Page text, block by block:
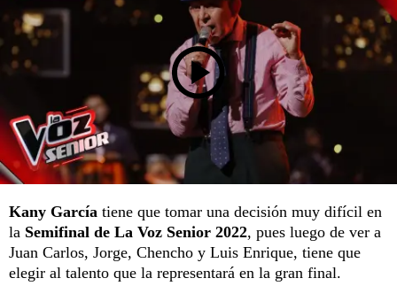
Kany García tiene que tomar una decisión muy difícil en
la Semifinal de La Voz Senior 2022, pues luego de ver a
Juan Carlos, Jorge, Chencho y Luis Enrique, tiene que
elegir al talento que la representará en la gran final.